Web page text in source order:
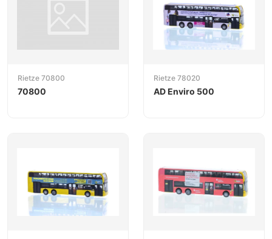
Rietze 70800
70800
Rietze 78020
AD Enviro 500